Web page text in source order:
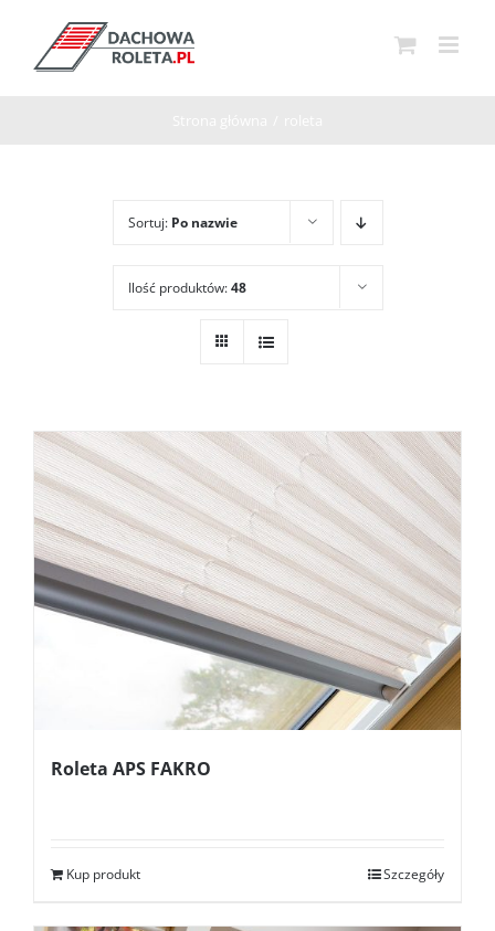
zawartości
Sortuj: Po nazwie
Ilość produktów:48
Roleta APS FAKRO
Kup produkt Szczegóły